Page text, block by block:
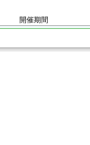
開催期間